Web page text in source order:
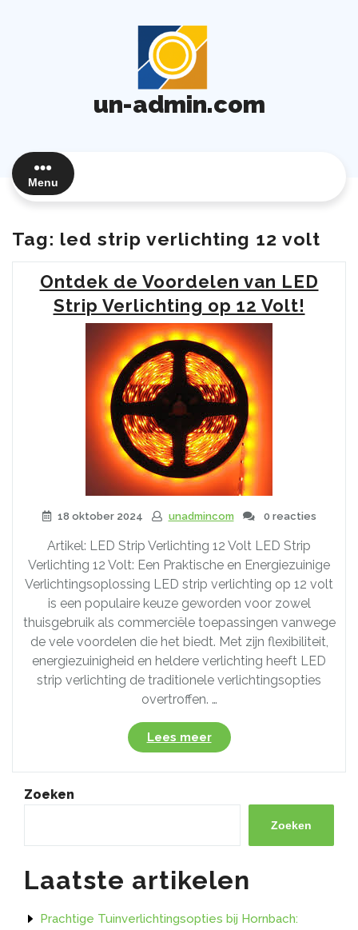
un-admin.com
Menu
Tag: led strip verlichting 12 volt
Ontdek de Voordelen van LED
Strip Verlichting op 12 Volt!
18 oktober 2024 unadmincom 0 reacties
Artikel: LED Strip Verlichting 12 Volt LED Strip
Verlichting 12 Volt: Een Praktische en Energiezuinige
Verlichtingsoplossing LED strip verlichting op 12 volt
is een populaire keuze geworden voor zowel
thuisgebruik als commerciële toepassingen vanwege
de vele voordelen die het biedt. Met zijn flexibiliteit,
energiezuinigheid en heldere verlichting heeft LED
strip verlichting de traditionele verlichtingsopties
overtroffen. …
Lees meer“Ontdek
de
Voordelen
LED
Verlichting
12
Zoeken
Zoeken
Laatste artikelen
Prachtige Tuinverlichtingsopties bij Hornbach: